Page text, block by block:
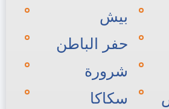
بيش
حفر الباطن
شرورة
سكاكا